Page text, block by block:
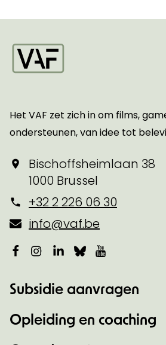
Het VAF zet zich in om films,
ondersteunen, van idee tot
Bischoffsheimlaan 38
1000 Brussel
+32 2 226 06 30
info@vaf.be
Facebook
Instagram
LinkedIn
Bluesky
Subsidie aanvragen
Opleiding en coaching